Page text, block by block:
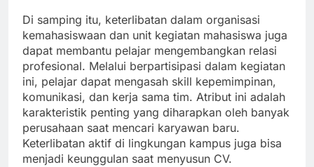
Di samping itu, keterlibatan dalam organisasi
kemahasiswaan dan unit kegiatan mahasiswa juga
dapat membantu pelajar mengembangkan relasi
profesional. Melalui berpartisipasi dalam kegiatan
ini, pelajar dapat mengasah skill kepemimpinan,
komunikasi, dan kerja sama tim. Atribut ini adalah
karakteristik penting yang diharapkan oleh banyak
perusahaan saat mencari karyawan baru.
Keterlibatan aktif di lingkungan kampus juga bisa
menjadi keunggulan saat menyusun CV.